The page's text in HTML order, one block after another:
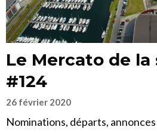
Le Mercato de la
#124
26 février 2020
Nominations, départs,